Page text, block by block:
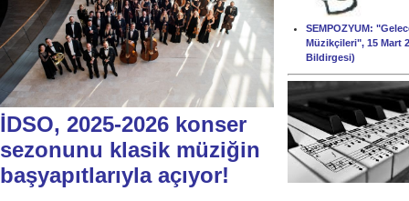
İDSO, 2025-2026 konser
sezonunu klasik müziğin
başyapıtlarıyla açıyor!
SEMPOZYUM:
Müzikçileri", 15 Mart
Bildirgesi)